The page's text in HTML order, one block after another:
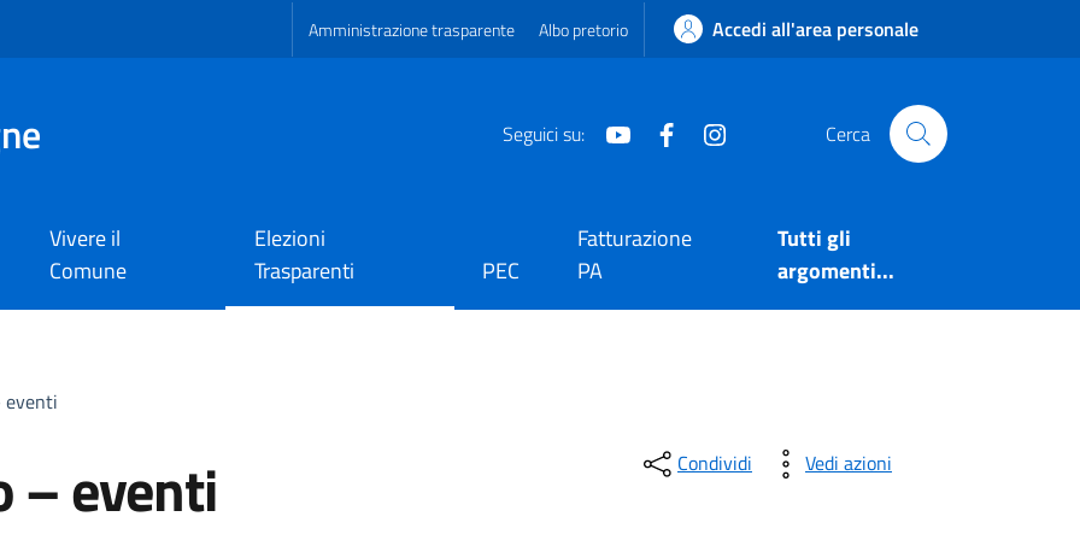
Amministrazione trasparente Albo pretorio Accedi all'area personale
Seguici su: Youtube Facebook Cerca
Vivere il
Comune
Elezioni
Trasparenti
PEC
Fatturazione
PA
Tutti gli
argomenti...
eventi
– eventi Condividi Vedi azioni